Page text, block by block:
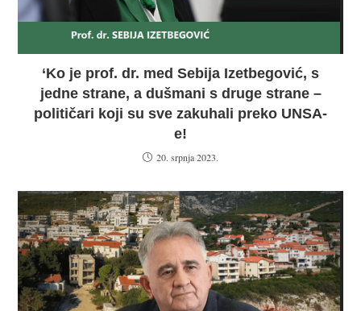
‘Ko je prof. dr. med Sebija Izetbegović, s
jedne strane, a dušmani s druge strane –
političari koji su sve zakuhali preko UNSA-
e!
20. srpnja 2023.